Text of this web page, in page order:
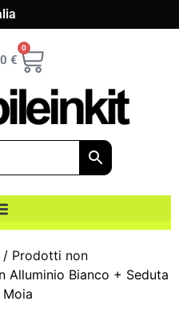
€
0
/ Prodotti non
Alluminio Bianco + Seduta
Moia